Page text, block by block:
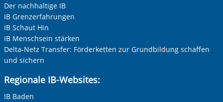
Der nachhaltige IB
IB Grenzerfahrungen
IB Schaut Hin
IB Menschsein stärken
Delta-Netz Transfer: Förderketten zur Grundbildung schaffen
und sichern
Regionale IB-Websites:
IB Baden